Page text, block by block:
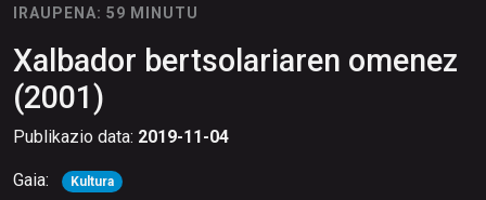
IRAUPENA: 59 MINUTU
Xalbador bertsolariaren omenez
(2001)
Publikazio data: 2019-11-04
Gaia: Kultura